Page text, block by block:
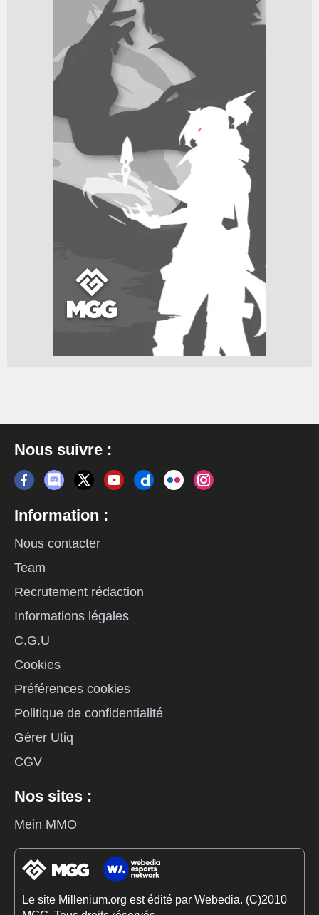
Nous suivre :
Information :
Nous contacter
Team
Recrutement rédaction
Informations légales
C.G.U
Cookies
Préférences cookies
Politique de confidentialité
Gérer Utiq
CGV
Nos sites :
Mein MMO
Le site Millenium.org est édité par Webedia. (C)2010